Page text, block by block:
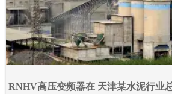
RNHV高压变频器在 天津某水泥行业